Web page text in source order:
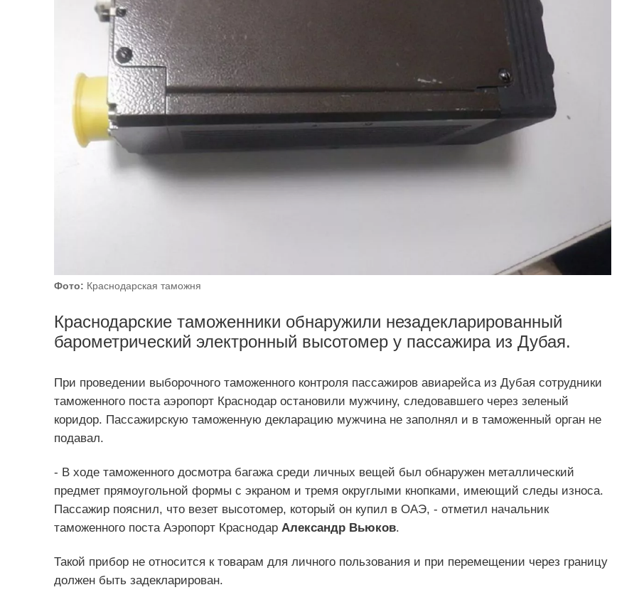
Фото: Краснодарская таможня
Краснодарские таможенники обнаружили незадекларированный
барометрический электронный высотомер у пассажира из Дубая.
При проведении выборочного таможенного контроля пассажиров авиарейса из Дубая сотрудники
таможенного поста аэропорт Краснодар остановили мужчину, следовавшего через зеленый
коридор. Пассажирскую таможенную декларацию мужчина не заполнял и в таможенный орган не
подавал.
- В ходе таможенного досмотра багажа среди личных вещей был обнаружен металлический
предмет прямоугольной формы с экраном и тремя округлыми кнопками, имеющий следы износа.
Пассажир пояснил, что везет высотомер, который он купил в ОАЭ, - отметил начальник
таможенного поста Аэропорт КраснодарАлександр Вьюков.
Такой прибор не относится к товарам для личного пользования и при перемещении через границу
должен быть задекларирован.